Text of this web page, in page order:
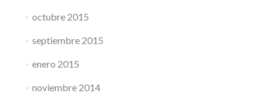
octubre 2015
septiembre 2015
enero 2015
noviembre 2014